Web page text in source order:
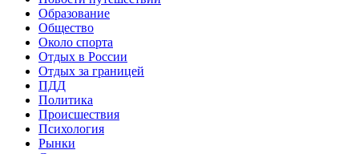
Образование
Общество
Около спорта
Отдых в России
Отдых за границей
ПДД
Политика
Происшествия
Психология
Рынки